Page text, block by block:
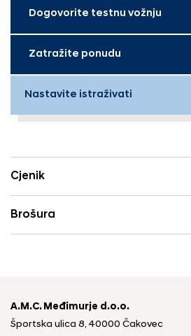
Dogovorite testnu vožnju
Zatražite ponudu
Nastavite istraživati
Cjenik
Brošura
A.M.C. Međimurje d.o.o.
Športska ulica 8, 40000 Čakovec